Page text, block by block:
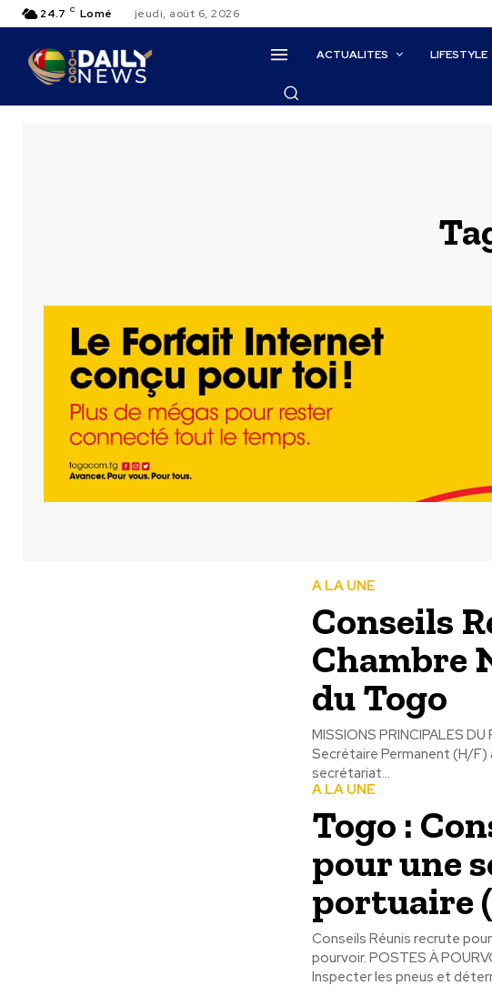
24.7 C Lomé jeudi, août 6, 2026
ACTUALITES LIFESTYLE
A LA UNE
Conseils
Chambre
du Togo
MISSIONS PRINCIPALES DU POSTE Sous la supervision du
Secrétaire Permanent (H/F)
secrétariat...
A LA UNE
Togo :
pour une
portuaire
Conseils Réunis recrute
pourvoir. POSTES À POURVOIR : Cinq (05) Vulcanisateurs (H/F) LIEU : Togo ACTIVITES
Inspecter les pneus et